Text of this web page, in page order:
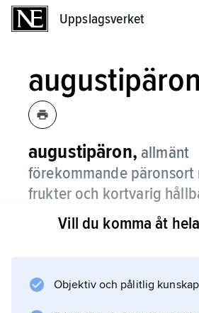
Uppslagsverket
augustipäron
augustipäron, allmänt
förekommande päronsort
frukter och kortvarig
Augustipäron skördas från
Vill du komma åt
Objektiv och pålitlig